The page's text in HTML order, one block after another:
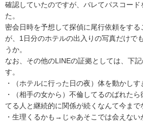
確認していたのですが、バレてパスコード
た。
密会日時を予想して探偵に尾行依頼をす
が、1日分のホテルの出入りの写真だけで
うか。
なお、その他のLINEの証拠としては、下
す。
・（ホテルに行った日の夜）体を動かしす
・（相手の女から）不倫してるのばれた
てる人と継続的に関係が続くなんて今まで
・生理くるかも→じゃあそこでは会えな